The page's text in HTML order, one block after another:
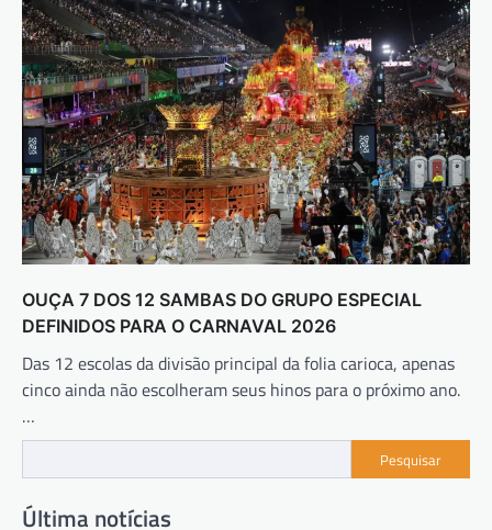
OUÇA 7 DOS 12 SAMBAS DO GRUPO ESPECIAL
DEFINIDOS PARA O CARNAVAL 2026
Das 12 escolas da divisão principal da folia carioca, apenas
cinco ainda não escolheram seus hinos para o próximo ano.
…
Pesquisar
Última notícias